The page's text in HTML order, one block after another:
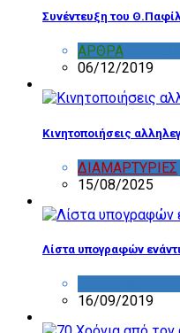
Συνέντευξη του
ΑΡΘΡΑ
06/12/2019
Κινητοποιήσεις
ΔΙΑΜΑΡΤΥΡΙΕΣ
15/08/2025
Λίστα υπογραφών
16/09/2019